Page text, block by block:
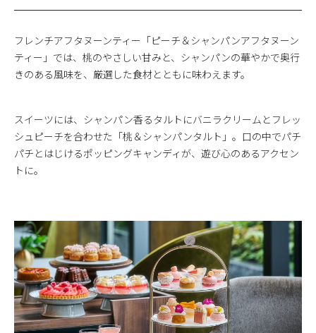
フレンチアフタヌーンティー「ピーチ＆シャンパンアフタヌーン
ティー」では、桃のやさしい甘みと、シャンパンの華やかで奥行
きのある風味を、厳選した食材とともに味わえます。
スイーツには、シャンパン香るタルトにバニラクリームとフレッ
シュピーチを合わせた「桃＆シャンパンタルト」。口の中でパチ
パチとはじけるポッピングキャンディが、遊び心のあるアクセン
トに。